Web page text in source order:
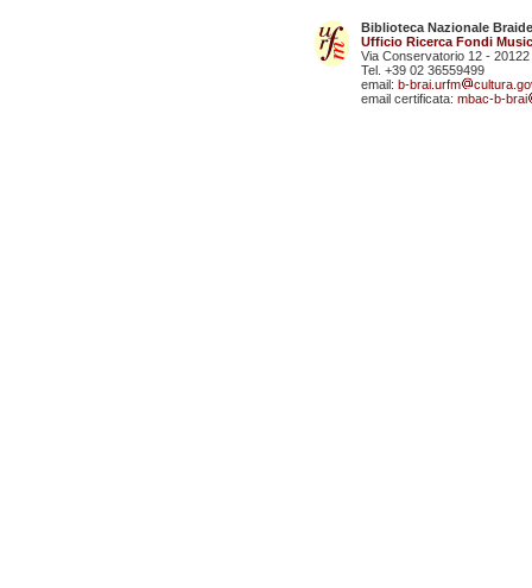
Biblioteca Nazionale
Ufficio Ricerca Fondi
Via Conservatorio 12 - 20122
Tel. +39 02 36559499
email: b-brai.urfm
email certificata: mbac-b-brai